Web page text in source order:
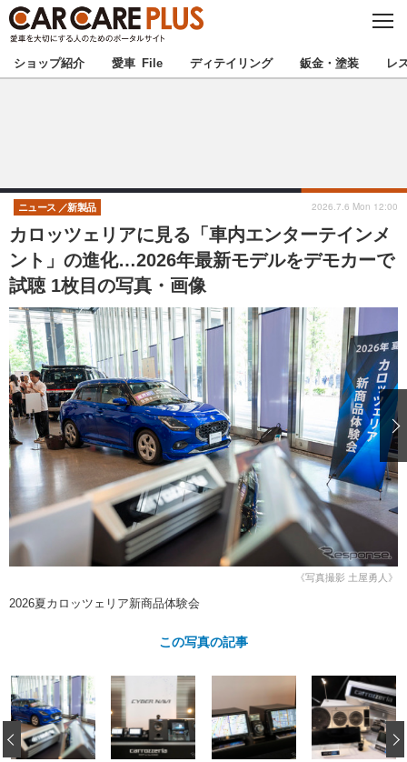
C
S
E
★カーケアプラス認定★ 厳選プロショップを地域から探す
甲信越 北陸
東海 関西
中国
九州 沖縄
注目の記事
ショップレポート 愛車 File
自動車豆知識 ストップ！不具合修理＆粗悪修理
鈑金・塗装
ディテイリング
ディテイリング 洗車
ヘッドライト磨き コーティング
フィルム・ラッピング
鈑金・塗装
小キズ直し 防錆
特集記事
ストップ 不具合修理＆粗悪修理
カーメーカー「旧車」関連プロジェ
クト
ショップレポート プロショップ検索
レストア
カーメーカー「旧車」関連プロジ
イベント
ショップ紹介 愛車 File ディテイリング 鈑金・塗装 レ
カロッツェリアに見る「車内エンターテインメ
ント」の進化…2026年最新モデルをデモカーで
試聴 1枚目の写真・画像
ニュース 新製品 2026.7.6 Mon 12:00
《写真撮影 土屋勇人》
2026夏カロッツェリア新商品体験会
この写真の記事
‹